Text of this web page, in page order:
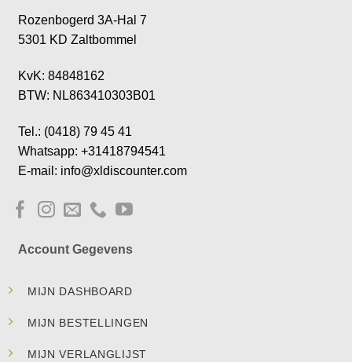
Rozenbogerd 3A-Hal 7
5301 KD Zaltbommel
KvK: 84848162
BTW: NL863410303B01
Tel.: (0418) 79 45 41
Whatsapp: +31418794541
E-mail: info@xldiscounter.com
Account Gegevens
MIJN DASHBOARD
MIJN BESTELLINGEN
MIJN VERLANGLIJST